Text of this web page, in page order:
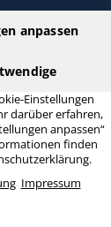
(BxH) •
beschriftbar
Staffelpreis ab 10
inkl.
anpassen
Einstellungen
darüber erfahren,
anpassen“
finden
Impressum